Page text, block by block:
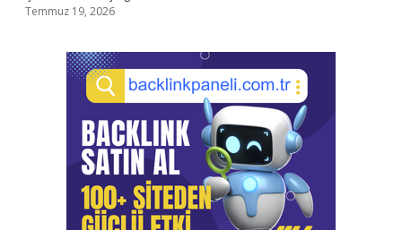
Temmuz 19, 2026